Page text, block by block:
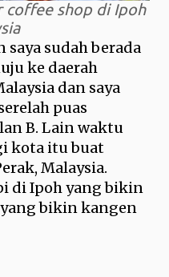
coffee shop di Ipoh
sudah berada
ke daerah
dan saya
puas
B. Lain waktu
kota itu buat
Malaysia.
di Ipoh yang bikin
bikin kangen